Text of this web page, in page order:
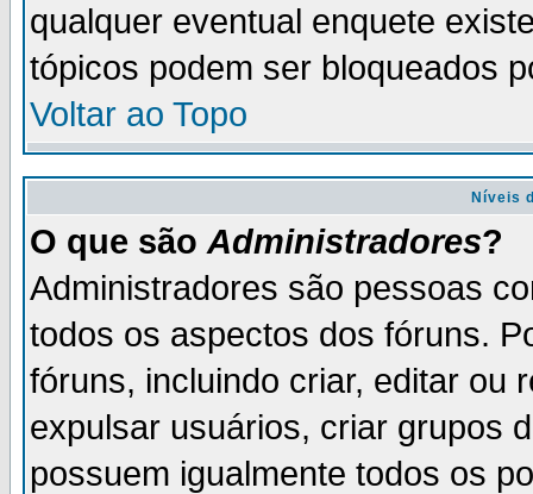
qualquer eventual enquete
tópicos podem ser bloqueados
Voltar ao Topo
Níveis
O que são Administradores?
Administradores são pessoas
todos os aspectos dos fóruns.
fóruns, incluindo criar, editar ou
expulsar usuários, criar grupos
possuem igualmente todos os